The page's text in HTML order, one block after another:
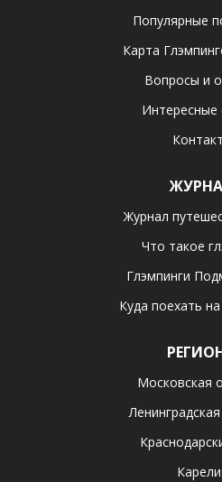
Популярные
Карта
Вопросы и
Интересные
Журнал
Что такое
Глэмпинги
Куда поехать
Московская